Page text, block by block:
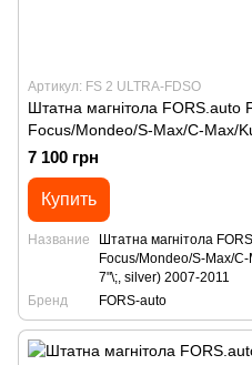
Артикул: FS 2 ULTRA-FDSO
Штатна магнітола FORS.auto
Focus/Mondeo/S-Max/C-Max/
7"\;, silver) 2007-2011
7 100 грн
Купить
Название
Штатна магнітола
Focus/Mondeo/S-Max/
7"\;, silver) 2007-2011
Бренд
FORS-auto